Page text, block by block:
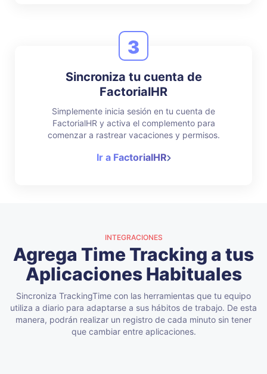
3
Sincroniza tu cuenta de
FactorialHR
Simplemente inicia sesión en tu cuenta de
FactorialHR y activa el complemento para
comenzar a rastrear vacaciones y permisos.
Ir a FactorialHR
INTEGRACIONES
Agrega Time Tracking a tus
Aplicaciones Habituales
Sincroniza TrackingTime con las herramientas que tu equipo
utiliza a diario para adaptarse a sus hábitos de trabajo. De esta
manera, podrán realizar un registro de cada minuto sin tener
que cambiar entre aplicaciones.